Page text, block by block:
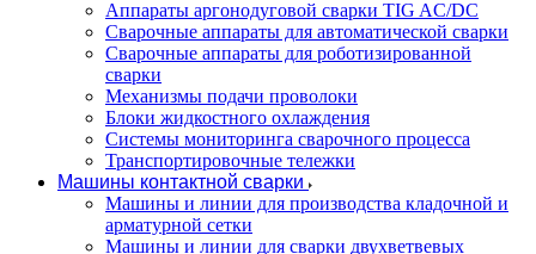
Аппараты аргонодуговой сварки TIG AC/DC
Сварочные аппараты для автоматической сварки
Сварочные аппараты для роботизированной
сварки
Механизмы подачи проволоки
Блоки жидкостного охлаждения
Системы мониторинга сварочного процесса
Транспортировочные тележки
Машины контактной сварки
Машины и линии для производства кладочной и
арматурной сетки
Машины и линии для сварки двухветвевых